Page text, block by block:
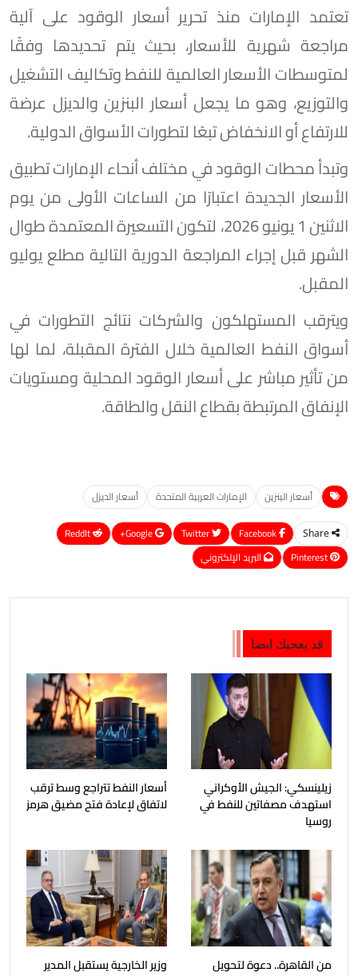
تعتمد الإمارات منذ تحرير أسعار الوقود على آلية
مراجعة شهرية للأسعار، بحيث يتم تحديدها وفقًا
لمتوسطات الأسعار العالمية للنفط وتكاليف التشغيل
والتوزيع، وهو ما يجعل أسعار البنزين والديزل عرضة
للارتفاع أو الانخفاض تبعًا لتطورات الأسواق الدولية.
وتبدأ محطات الوقود في مختلف أنحاء الإمارات تطبيق
الأسعار الجديدة اعتبارًا من الساعات الأولى من يوم
الاثنين 1 يونيو 2026، لتكون التسعيرة المعتمدة طوال
الشهر قبل إجراء المراجعة الدورية التالية مطلع يوليو
المقبل.
ويترقب المستهلكون والشركات نتائج التطورات في
أسواق النفط العالمية خلال الفترة المقبلة، لما لها
من تأثير مباشر على أسعار الوقود المحلية ومستويات
الإنفاق المرتبطة بقطاع النقل والطاقة.
أسعار البنزين الإمارات العربية المتحدة أسعار الديزل
Share
Google+
ReddIt
Pinterest
البريد الإلكتروني
قد يعجبك ايضا
زيلينسكي: الجيش الأوكراني
استهدف مصفاتين للنفط في
روسيا
أسعار النفط تتراجع وسط ترقب
لاتفاق لإعادة فتح مضيق هرمز
من القاهرة.. دعوة لتحويل
وزير الخارجية يستقبل المدير